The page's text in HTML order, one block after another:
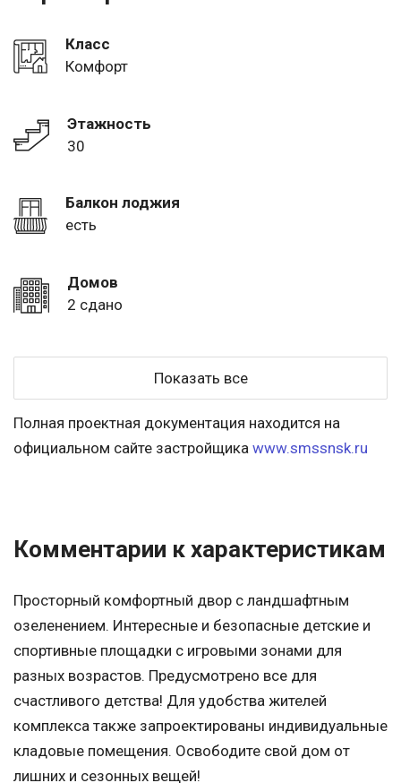
Класс
Комфорт
Этажность
30
Балкон лоджия
есть
Домов
2 сдано
Показать все
Полная проектная документация находится на
официальном сайте застройщика www.smssnsk.ru
Комментарии к характеристикам
Просторный комфортный двор с ландшафтным
озеленением. Интересные и безопасные детские и
спортивные площадки с игровыми зонами для
разных возрастов. Предусмотрено все для
счастливого детства! Для удобства жителей
комплекса также запроектированы индивидуальные
кладовые помещения. Освободите свой дом от
лишних и сезонных вещей!